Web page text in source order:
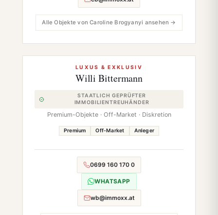
Alle Objekte von Caroline Brogyanyi ansehen →
LUXUS & EXKLUSIV
Willi Bittermann
STAATLICH GEPRÜFTER
IMMOBILIENTREUHÄNDER
Premium-Objekte · Off-Market · Diskretion
Premium Off-Market Anleger
0699 160 170 0
WHATSAPP
wb@immoxx.at